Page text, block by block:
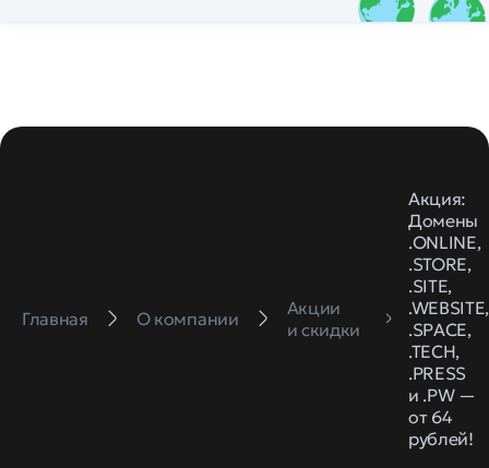
Главная О компании
Акции
и скидки
Акция:
Домены
.ONLINE,
.STORE,
.SITE,
.WEBSITE,
.SPACE,
.TECH,
.PRESS
и .PW —
от 64
рублей!